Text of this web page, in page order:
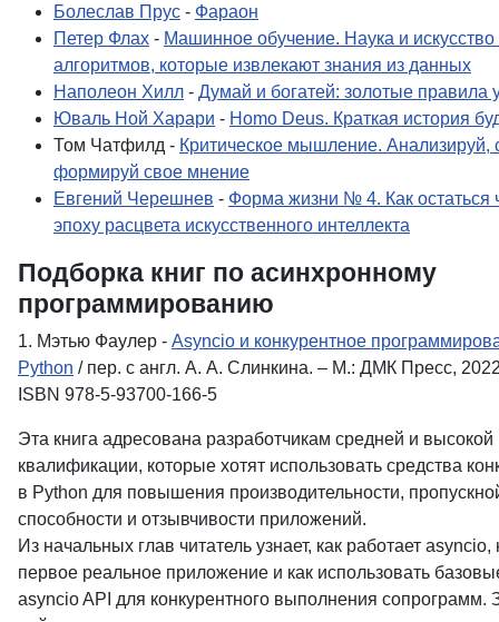
Болеслав Прус - Фараон
Петер Флах - Машинное обучение. Наука и искусство
алгоритмов, которые извлекают знания из данных
Наполеон Хилл - Думай и богатей: золотые правила
Юваль Ной Харари - Homo Deus. Краткая история
Том Чатфилд - Критическое мышление. Анализируй,
формируй свое мнение
Евгений Черешнев - Форма жизни № 4. Как остаться
эпоху расцвета искусственного интеллекта
Подборка книг по асинхронному
программированию
1. Мэтью Фаулер - Asyncio и конкурентное
Python / пер. с англ. А. А. Слинкина. – М.: ДМК Пресс,
ISBN 978-5-93700-166-5
Эта книга адресована разработчикам средней и высокой
квалификации, которые хотят использовать средства
в Python для повышения производительности,
способности и отзывчивости приложений.
Из начальных глав читатель узнает, как работает asyncio,
первое реальное приложение и как использовать
asyncio API для конкурентного выполнения сопрограмм.